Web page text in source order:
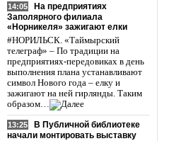
14:05
На предприятиях
Заполярного филиала
«Норникеля» зажигают елки
#НОРИЛЬСК. «Таймырский
телеграф» – По традиции на
предприятиях-передовиках в день
выполнения плана устанавливают
символ Нового года – елку и
зажигают на ней гирлянды. Таким
образом…
13:25
В Публичной библиотеке
начали монтировать выставку